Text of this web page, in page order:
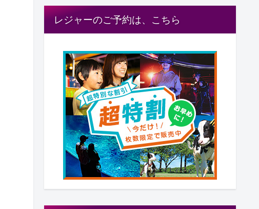
レジャーのご予約は、こちら